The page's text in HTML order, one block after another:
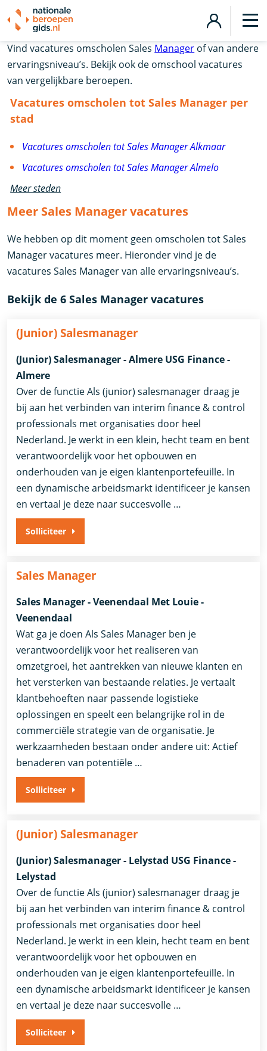
Vacatures omscholen tot Sales Manager
Vind vacatures omscholen Sales Manager of van andere
ervaringsniveau’s. Bekijk ook de omschool vacatures
van vergelijkbare beroepen.
Vacatures omscholen tot Sales Manager per
stad
Vacatures omscholen tot Sales Manager Alkmaar
Vacatures omscholen tot Sales Manager Almelo
Meer steden
Meer Sales Manager vacatures
We hebben op dit moment geen omscholen tot Sales
Manager vacatures meer. Hieronder vind je de
vacatures Sales Manager van alle ervaringsniveau’s.
Bekijk de 6 Sales Manager vacatures
(Junior) Salesmanager
(Junior) Salesmanager - Almere USG Finance -
Almere
Over de functie Als (junior) salesmanager draag je
bij aan het verbinden van interim finance & control
professionals met organisaties door heel
Nederland. Je werkt in een klein, hecht team en bent
verantwoordelijk voor het opbouwen en
onderhouden van je eigen klantenportefeuille. In
een dynamische arbeidsmarkt identificeer je kansen
en vertaal je deze naar succesvolle …
Solliciteer
Sales Manager
Sales Manager - Veenendaal Met Louie -
Veenendaal
Wat ga je doen Als Sales Manager ben je
verantwoordelijk voor het realiseren van
omzetgroei, het aantrekken van nieuwe klanten en
het versterken van bestaande relaties. Je vertaalt
klantbehoeften naar passende logistieke
oplossingen en speelt een belangrijke rol in de
commerciële strategie van de organisatie. Je
werkzaamheden bestaan onder andere uit: Actief
benaderen van potentiële …
Solliciteer
(Junior) Salesmanager
(Junior) Salesmanager - Lelystad USG Finance -
Lelystad
Over de functie Als (junior) salesmanager draag je
bij aan het verbinden van interim finance & control
professionals met organisaties door heel
Nederland. Je werkt in een klein, hecht team en bent
verantwoordelijk voor het opbouwen en
onderhouden van je eigen klantenportefeuille. In
een dynamische arbeidsmarkt identificeer je kansen
en vertaal je deze naar succesvolle …
Solliciteer